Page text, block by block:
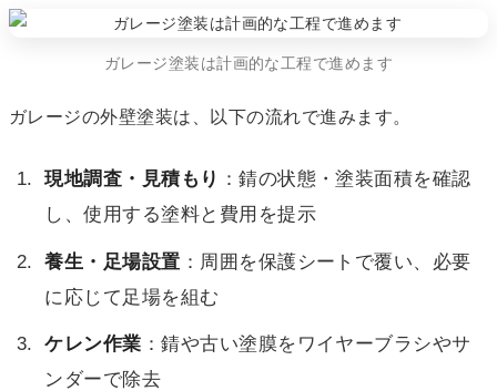
ガレージ塗装は計画的な工程で進めます
ガレージの外壁塗装は、以下の流れで進みます。
現地調査・見積もり ：錆の状態・塗装面積を確認
し、使用する塗料と費用を提示
養生・足場設置 ：周囲を保護シートで覆い、必要
に応じて足場を組む
ケレン作業 ：錆や古い塗膜をワイヤーブラシやサ
ンダーで除去